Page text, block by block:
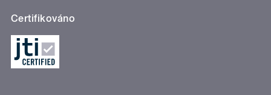
Certifikováno